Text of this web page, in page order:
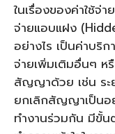
ในเรื่องของค่าใช้จ่
จ่ายแอบแฝง
อย่างไร เป็นค่าบริ
จ่ายเพิ่มเติมอื่นๆ ห
สัญญาด้วย เช่น ระ
ยกเลิกสัญญาเป็นอ
ทำงานร่วมกัน มีขั้น